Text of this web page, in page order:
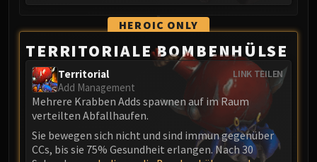
HEROIC ONLY
TERRITORIALE BOMBENHÜLSE
LINK TEILEN
Territorial
Add Management
Mehrere Krabben Adds spawnen auf im Raum
verteilten Abfallhaufen.
Sie bewegen sich nicht und sind immun gegenüber
CCs, bis sie 75% Gesundheit erlangen. Nach 30